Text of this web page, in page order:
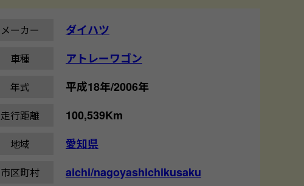
メーカー ダイハツ
車種 アトレーワゴン
年式 平成18年/2006年
走行距離 100,539Km
地域 愛知県
市区町村 aichi/nagoyashichikusaku